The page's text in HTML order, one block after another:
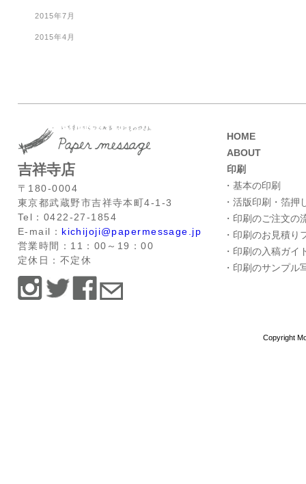
2015年7月
2015年4月
吉祥寺店
〒180-0004
東京都武蔵野市吉祥寺本町4-1-3
Tel：0422-27-1854
E-mail： kichijoji@papermessage.jp
営業時間：11：00～19：00
定休日：不定休
HOME
ABOUT
印刷
・基本の印刷
・活版印刷・箔押
・印刷のご注文の
・印刷のお見積り
・印刷の入稿ガイ
・印刷のサンプル
Copyright